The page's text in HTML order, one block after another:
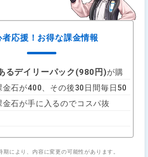
者応援！お得な課金情報
るデイリーパック(980円)が購
金石が400、その後30日間毎日50
石が手に入るのでコスパ抜
期により、内容に変更の可能性があります。